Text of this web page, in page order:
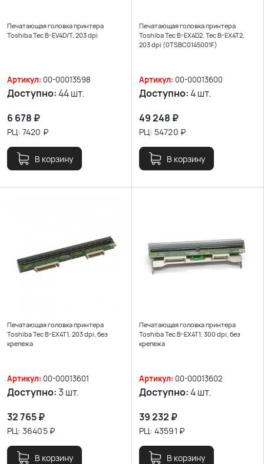
Печатающая головка принтера
Toshiba Tec B-EV4D/T, 203 dpi
Артикул: 00-00013598
Доступно:44 шт.
6 678 ₽
РЦ: 7420 ₽
В корзину
Печатающая головка принтера
Toshiba Tec B-EX4D2, Tec B-EX4T2,
203 dpi (0TSBC0145001F)
Артикул: 00-00013600
Доступно:4 шт.
49 248 ₽
РЦ: 54720 ₽
В корзину
Печатающая головка принтера
Toshiba Tec B-EX4T1, 203 dpi, без
крепежа
Артикул: 00-00013601
Доступно:3 шт.
32 765₽
РЦ: 36405₽
В корзину
Печатающая головка принтера
Toshiba Tec B-EX4T1, 300 dpi, без
крепежа
Артикул: 00-00013602
Доступно:4 шт.
39 232 ₽
РЦ: 43591 ₽
В корзину